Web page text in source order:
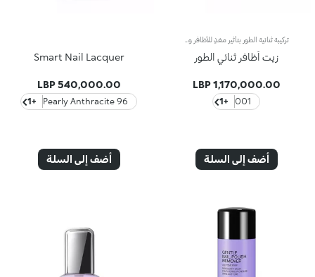
زيت أظافر ثنائي الطور
1,170,000.00 LBP
001
+1
أضف إلى السلة
Smart Nail Lacquer
540,000.00 LBP
96 Pearly Anthracite
+1
أضف إلى السلة